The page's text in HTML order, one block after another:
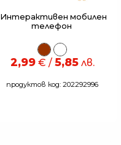
Интерактивен мобилен
телефон
2,99€ / 5,85лв.
продуктов код: 202292996